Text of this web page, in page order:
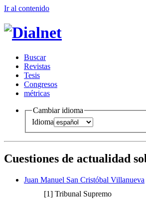
Ir al contenido
Buscar
Revistas
Tesis
Congresos
métricas
Cambiar idioma
Idioma
Cuestiones de actualidad
Juan Manuel San Cristóbal Villanueva
[1] Tribunal Supremo